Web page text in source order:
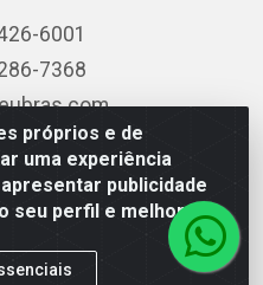
próprios e de
uma experiência
publicidade
seu perfil e melhorar a
6001
7368
Dados (DPO):